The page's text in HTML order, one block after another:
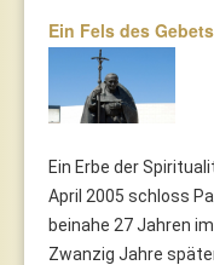
Ein Fels des
Ein Erbe der
April 2005 schloss
beinahe 27 Jahren
Zwanzig Jahre